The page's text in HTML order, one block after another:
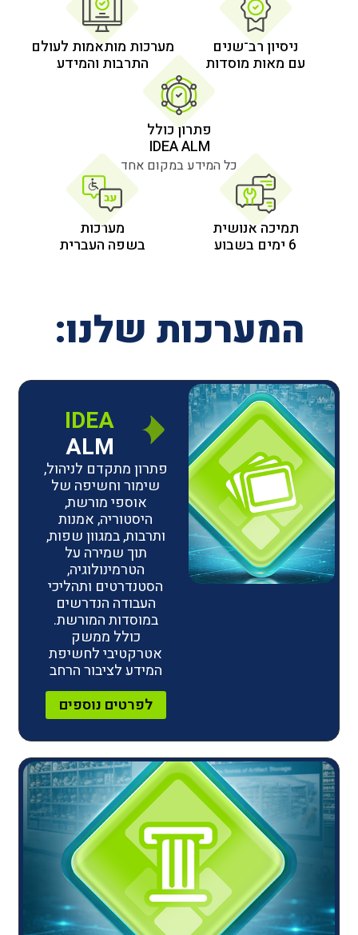
מוסדות
מערכות מותאמות לעולם
התרבות והמידע
כל המידע במקום אחד
מערכות
בשפה העברית
שלנו:
IDEA
ALM
פתרון מתקדם לניהול,
שימור וחשיפה של
אוספי מורשת,
היסטוריה, אמנות
ותרבות, במגוון שפות,
תוך שמירה על
הטרמינולוגיה,
הסטנדרטים ותהליכי
העבודה הנדרשים
במוסדות המורשת.
אטרקטיבי לחשיפת
המידע לציבור הרחב